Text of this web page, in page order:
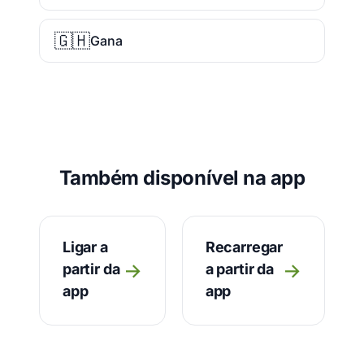
🇬🇭Gana
Também disponível na app
Ligar a
partir da
app
→
Recarregar
a partir da
app
→